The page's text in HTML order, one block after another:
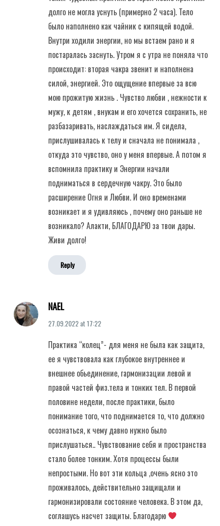
долго не могла уснуть (примерно 2 часа). Тело
было наполнено как чайник с кипящей водой.
Внутри ходили энергии, но мы встаем рано и я
постаралась заснуть. Утром я с утра не поняла что
происходит: вторая чакра звенит и наполнена
силой, энергией. Это ощущение впервые за всю
мою прожитую жизнь . Чувство любви , нежности к
мужу, к детям , внукам и его хочется сохранить, не
разбазаривать, наслаждаться им. Я сидела,
прислушивалась к телу и сначала не понимала ,
откуда это чувство, оно у меня впервые. А потом я
вспомнила практику и Энергии начали
подниматься в сердечную чакру. Это было
расширение Огня и Любви. И оно временами
возникает и я удивляюсь , почему оно раньше не
возникало? Алакти, БЛАГОДАРЮ за твои дары.
Живи долго!
Reply
NAEL
27.09.2022at17:22
Практика “колец”- для меня не была как защита,
ее я чувствовала как глубокое внутреннее и
внешнее обьединение, гармонизации левой и
правой частей физ.тела и тонких тел. В первой
половине недели, после практики, было
понимание того, что поднимается то, что должно
осознаться, к чему давно нужно было
прислушаться.. Чувствование себя и пространства
стало более тонким. Хотя процессы были
непростыми. Но вот эти кольца ,очень ясно это
проживалось, действительно защищали и
гармонизировали состояние человека. В этом да,
соглашусь насчет защиты. Благодарю